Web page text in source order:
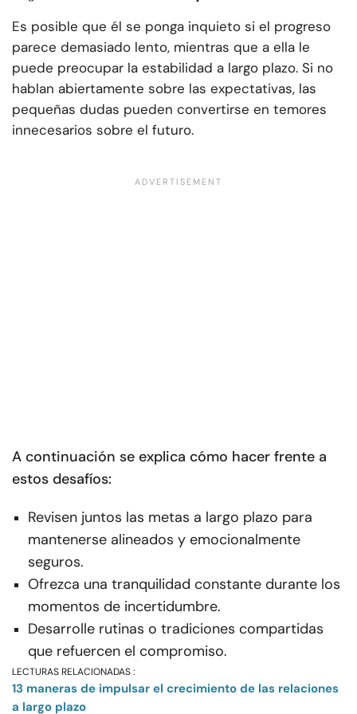
Es posible que él se ponga inquieto si el progreso
parece demasiado lento, mientras que a ella le
puede preocupar la estabilidad a largo plazo. Si no
hablan abiertamente sobre las expectativas, las
pequeñas dudas pueden convertirse en temores
innecesarios sobre el futuro.
A continuación se explica cómo hacer frente a
estos desafíos:
Revisen juntos las metas a largo plazo para
mantenerse alineados y emocionalmente
seguros.
Ofrezca una tranquilidad constante durante los
momentos de incertidumbre.
Desarrolle rutinas o tradiciones compartidas
que refuercen el compromiso.
LECTURAS RELACIONADAS :
13 maneras de impulsar el crecimiento de las relaciones
a largo plazo